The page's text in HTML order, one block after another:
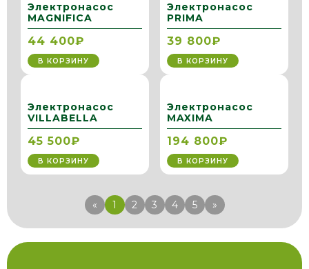
Электронасос
MAGNIFICA
44 400₽
В КОРЗИНУ
Электронасос
PRIMA
39 800₽
В КОРЗИНУ
Электронасос
VILLABELLA
45 500₽
В КОРЗИНУ
Электронасос
MAXIMA
194 800₽
В КОРЗИНУ
« 1 2 3 4 5 »